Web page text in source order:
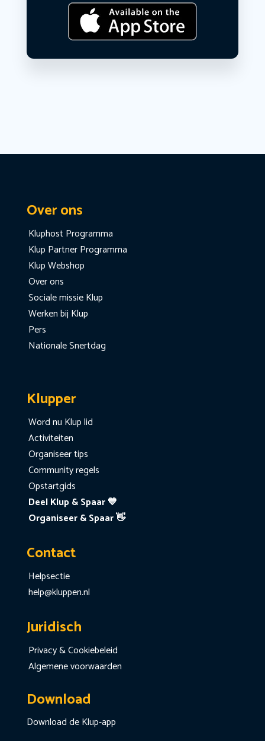
Over ons
Kluphost Programma
Klup Partner Programma
Klup Webshop
Over ons
Sociale missie Klup
Werken bij Klup
Pers
Nationale Snertdag
Klupper
Word nu Klup lid
Activiteiten
Organiseer tips
Community regels
Opstartgids
Deel Klup & Spaar 💙
Organiseer & Spaar 👋
Contact
Helpsectie
help@kluppen.nl
Juridisch
Privacy & Cookiebeleid
Algemene voorwaarden
Download
Download de Klup-app